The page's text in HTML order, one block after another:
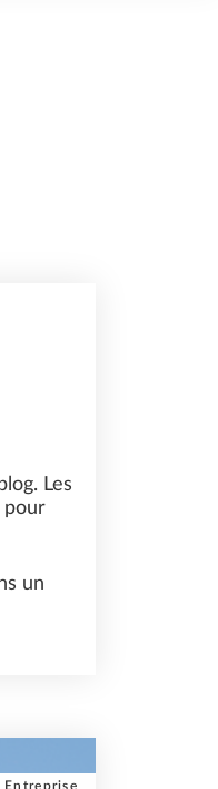
Les
pour
un
Entreprise